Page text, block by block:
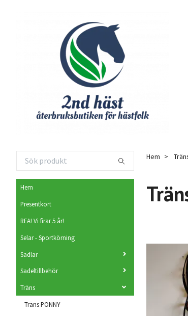
Hem
Presentkort
REA! Vi firar 5 år!
Selar - Sportkörning
Sadlar
Sadeltillbehör
Träns
Träns PONNY
Hem